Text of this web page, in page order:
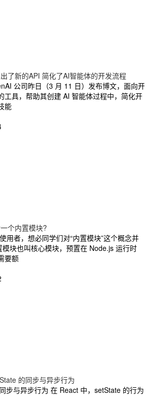
了新的API 简化了AI智能体的开发流程
公司昨日（3 月 11 日）发布博文，面向开
工具，帮助其创建 AI 智能体过程中，简化开
能
个内置模块?
用者，想必同学们对“内置模块”这个概念并
块也叫核心模块，预置在 Node.js 运行时
要额
的同步与异步行为
步与异步行为 在 React 中，setState 的行为